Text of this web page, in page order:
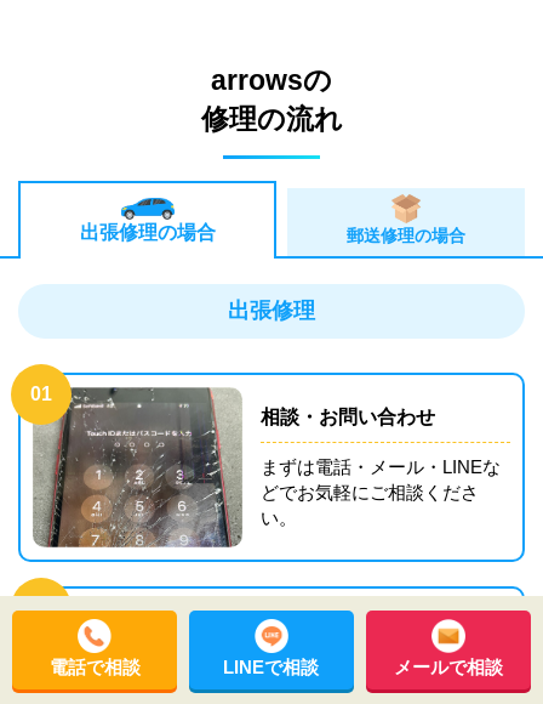
arrowsの
修理の流れ
出張修理の場合 郵送修理の場合
出張修理
01
相談・お問い合わせ
まずは電話・メール・LINEな
どでお気軽にご相談くださ
い。
02
見積り・ご予約
症状やお困りごとをヒアリン
電話で相談 LINEで相談 メールで相談